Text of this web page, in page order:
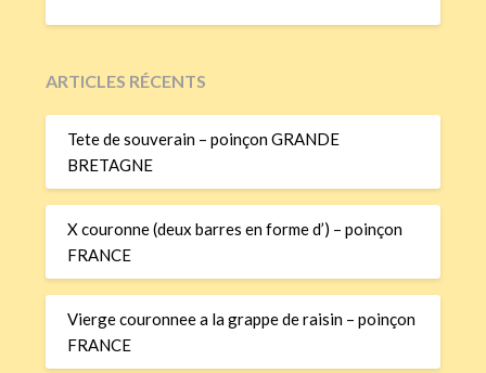
ARTICLES RÉCENTS
Tete de souverain – poinçon GRANDE
BRETAGNE
X couronne (deux barres en forme d’) – poinçon
FRANCE
Vierge couronnee a la grappe de raisin – poinçon
FRANCE